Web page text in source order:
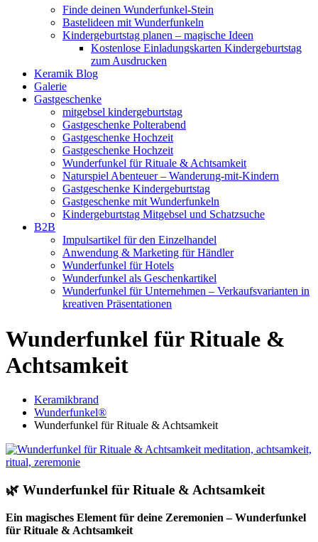
Finde deinen Wunderfunkel-Stein
Bastelideen mit Wunderfunkeln
Kindergeburtstag planen – magische Ideen
Kostenlose Einladungskarten Kindergeburtstag
zum Ausdrucken
Keramik Blog
Galerie
Gastgeschenke
mitgebsel kindergeburtstag
Gastgeschenke Polterabend
Gastgeschenke Hochzeit
Gastgeschenke Hochzeit
Wunderfunkel für Rituale & Achtsamkeit
Naturspiel Abenteuer – Wanderung-mit-Kindern
Gastgeschenke Kindergeburtstag
Gastgeschenke mit Wunderfunkeln
Kindergeburtstag Mitgebsel und Schatzsuche
B2B
Impulsartikel für den Einzelhandel
Anwendung & Marketing für Händler
Wunderfunkel für Hotels
Wunderfunkel als Geschenkartikel
Wunderfunkel für Unternehmen – Verkaufsvarianten in
kreativen Präsentationen
Wunderfunkel für Rituale &
Achtsamkeit
Keramikbrand
Wunderfunkel®
Wunderfunkel für Rituale & Achtsamkeit
🌿 Wunderfunkel für Rituale & Achtsamkeit
Ein magisches Element für deine Zeremonien – Wunderfunkel
für Rituale & Achtsamkeit